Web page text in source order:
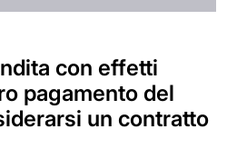
con effetti
pagamento del
un contratto